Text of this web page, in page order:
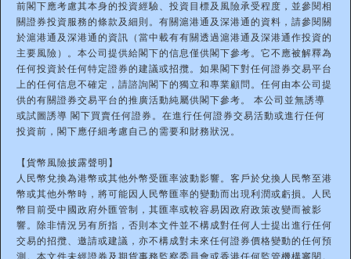
前閣下應考慮其本身的投資經驗、投資目標及風險承受程度，並參閱相
關證券投資服務的條款及細則。有關滬港通及深港通的資料，請參閱關
於滬港通及深港通的資訊（當中載有有關透過滬港通及深港通作投資的
主要風險）。本公司提供給閣下的信息僅供閣下參考。它不應被解釋為
任何投資於任何特定證券的建議或招攬。如果閣下對任何證券交易平台
上的任何信息不確定，請諮詢閣下的獨立和專業顧問。任何由本公司提
供的有關證券交易平台的推廣活動純屬供閣下參考。 本公司並無誘導
或試圖誘導 閣下買賣任何證券。在進行任何證券交易活動或進行任何
投資前，閣下應仔細考慮自己的需要和財務狀況。
【貨幣風險披露聲明】
人民幣兌換為港幣或其他外幣受匯率波動影響。客戶於兌換人民幣至港
幣或其他外幣時，將可能因人民幣匯率的變動而出現利潤或虧損。人民
幣目前受中國政府外匯管制，其匯率或較容易因政府政策改變而被影
響。除非情況另有所指，否則本文件並不構成對任何人士提出進行任何
交易的招攬、邀請或建議，亦不構成對未來任何證券價格變動的任何預